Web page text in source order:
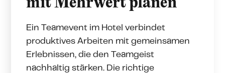
Ein Teamevent im Hotel verbindet
produktives Arbeiten mit gemeinsamen
Erlebnissen, die den Teamgeist
nachhaltig stärken. Die richtige